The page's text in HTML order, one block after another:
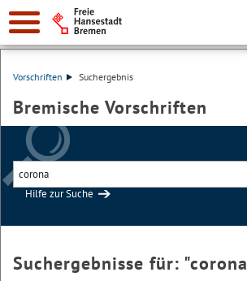
Vorschriften Suchergebnis
Bremische Vorschriften
Hilfe zur Suche
Suchergebnisse für: "corona